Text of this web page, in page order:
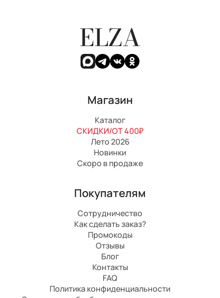
ELZA
Магазин
Каталог
СКИДКИ/ОТ 400₽
Лето 2026
Новинки
Скоро в продаже
Покупателям
Сотрудничество
Как сделать заказ?
Промокоды
Отзывы
Блог
Контакты
FAQ
Политика конфиденциальности